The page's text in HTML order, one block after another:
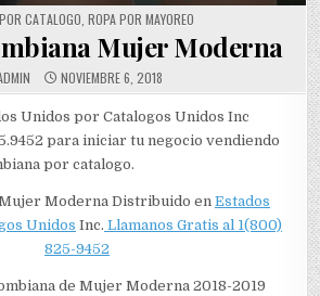
CATALOGO ROPA POR MAYOREO
Mujer Moderna
NOVIEMBRE 6, 2018
Unidos por Catalogos Unidos Inc
para iniciar tu negocio vendiendo
por catalogo.
Moderna Distribuido en Estados
Unidos Inc. Llamanos Gratis al 1(800)
825-9452
de Mujer Moderna 2018-2019